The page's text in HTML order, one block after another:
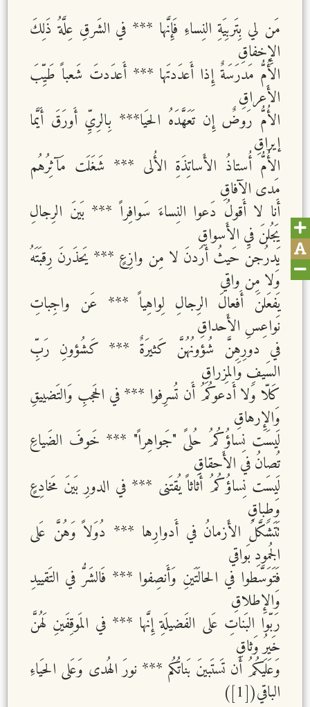
مَن لي بِتَربِيَةِ النِساءِ فَإِنَّها *** في الشَرقِ عِلَّةُ ذَلِكَ
الإِخفاقِ
الأُمُّ مَدرَسَةٌ إِذا أَعدَدتَها *** أَعدَدتَ شَعباً طَيِّبَ
الأَعراقِ
الأُمُّ رَوضٌ إِن تَعَهَّدَهُ الحَيا*** بِالرِيِّ أَورَقَ أَيَّما
إيراقِ
الأُمُّ أُستاذُ الأَساتِذَةِ الأُلى *** شَغَلَت مَآثِرُهُم
مَدى الآفاقِ
أَنا لا أَقولُ دَعوا النِساءَ سَوافِراً *** بَينَ الرِجالِ
يَجُلنَ في الأَسواقِ
يَدرُجنَ حَيثُ أَرَدنَ لا مِن وازِعٍ *** يَحذَرنَ رِقبَتَهُ
وَلا مِن واقي
يَفعَلنَ أَفعالَ الرِجالِ لِواهِياً *** عَن واجِباتِ
نَواعِسِ الأَحداقِ
في دورِهِنَّ شُؤونُهُنَّ كَثيرَةٌ *** كَشُؤونِ رَبِّ
السَيفِ وَالمِزراقِ
كَلّا وَلا أَدعوكُمُ أَن تُسرِفوا *** في الحَجبِ وَالتَضييقِ
وَالإِرهاقِ
لَيسَت نِساؤُكُمُ حُلىً "جَواهِراً" *** خَوفَ الضَياعِ
تُصانُ في الأَحقاقِ
لَيسَت نِساؤُكُمُ أَثاثاً يُقتَنى *** في الدورِ بَينَ مَخادِعٍ
وَطِباقِ
تَتَشَكَّلُ الأَزمانُ في أَدوارِها *** دُوَلاً وَهُنَّ عَلى
الجُمودِ بَواقي
فَتَوَسَّطوا في الحالَتَينِ وَأَنصِفوا *** فَالشَرُّ في التَقييدِ
وَالإِطلاقِ
رَبّوا البَناتِ عَلى الفَضيلَةِ إِنَّها *** في المَوقِفَينِ لَهُنَّ
خَيرُ وَثاقِ
وَعَلَيكُمُ أَن تَستَبينَ بَناتُكُم *** نورَ الهُدى وَعَلى الحَياءِ
الباقي([1])